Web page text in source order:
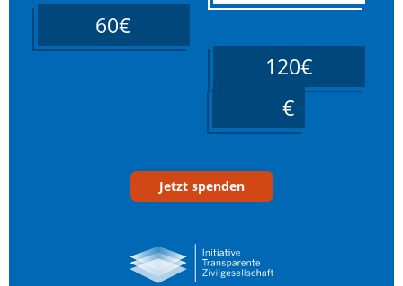
60€
120€
Jetzt spenden